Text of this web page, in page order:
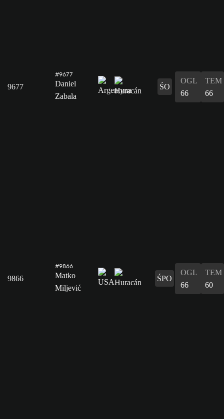
9677
#9677
Daniel
Zabala
ŚO
OGL
66
TEM
66
9866
#9866
Matko
Miljević
ŚPO
OGL
66
TEM
60